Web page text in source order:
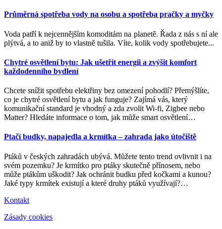
Průměrná spotřeba vody na osobu a spotřeba pračky a myčky
Voda patří k nejcennějším komoditám na planetě. Řada z nás s ní ale
plýtvá, a to aniž by to vlastně tušila. Víte, kolik vody spotřebujete...
Chytré osvětlení bytu: Jak ušetřit energii a zvýšit komfort
každodenního bydlení
Chcete snížit spotřebu elektřiny bez omezení pohodlí? Přemýšlíte,
co je chytré osvětlení bytu a jak funguje? Zajímá vás, který
komunikační standard je vhodný a zda zvolit Wi-fi, Zigbee nebo
Matter? Hledáte informace o tom, jak může smart osvětlení…
Ptačí budky, napajedla a krmítka – zahrada jako útočiště
Ptáků v českých zahradách ubývá. Můžete tento trend ovlivnit i na
svém pozemku? Je krmítko pro ptáky skutečně přínosem, nebo
může ptákům uškodit? Jak ochránit budku před kočkami a kunou?
Jaké typy krmítek existují a které druhy ptáků využívají?…
Kontakt
Zásady cookies